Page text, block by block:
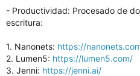
- Productividad: Procesado de
escritura:
1. Nanonets: https://
2. Lumen5: https://lumen5.com/
3. Jenni: https://jenni.ai/